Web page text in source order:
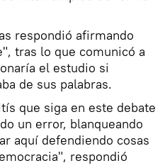
respondió afirmando
tras lo que comunicó a
el estudio si
de sus palabras.
que siga en este debate
un error, blanqueando
aquí defendiendo cosas
respondió